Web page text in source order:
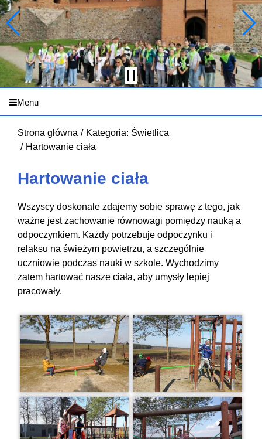
Menu
Strona główna
Kategoria: Świetlica
Hartowanie ciała
Hartowanie ciała
Wszyscy doskonale zdajemy sobie sprawę z tego, jak
ważne jest zachowanie równowagi pomiędzy nauką a
odpoczynkiem. Każdy potrzebuje odpoczynku i
relaksu na świeżym powietrzu, a szczególnie
uczniowie podczas nauki w szkole. Wychodzimy
zatem hartować nasze ciała, aby umysły lepiej
pracowały.